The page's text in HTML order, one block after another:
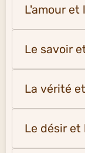
L'amour et
Le savoir
La vérité
Le désir et